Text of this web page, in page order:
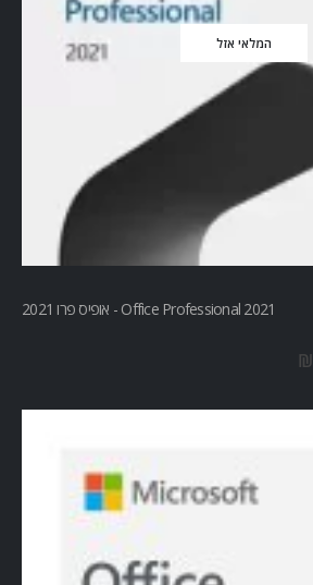
המלאי אזל
Office Professional 2021 - אופיס פרו 2021
₪